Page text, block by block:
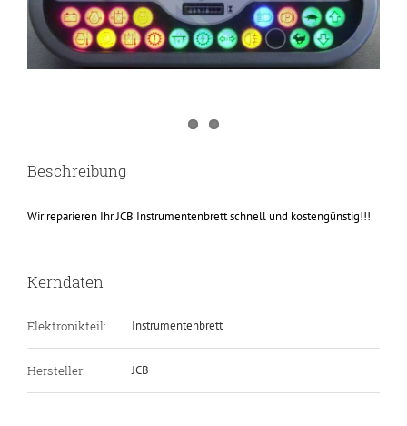
Beschreibung
Wir reparieren Ihr JCB Instrumentenbrett schnell und kostengünstig!!!
Kerndaten
Elektronikteil: Instrumentenbrett
Hersteller: JCB